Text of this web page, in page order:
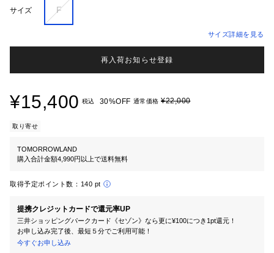
サイズ F
サイズ詳細を見る
再入荷お知らせ登録
¥15,400 税込 30%OFF 通常価格 ¥22,000
取り寄せ
TOMORROWLAND
購入合計金額4,990円以上で送料無料
取得予定ポイント数： 140 pt
提携クレジットカードで還元率UP
三井ショッピングパークカード《セゾン》なら更に¥100につき1pt還元！
お申し込み完了後、最短５分でご利用可能！
今すぐお申し込み